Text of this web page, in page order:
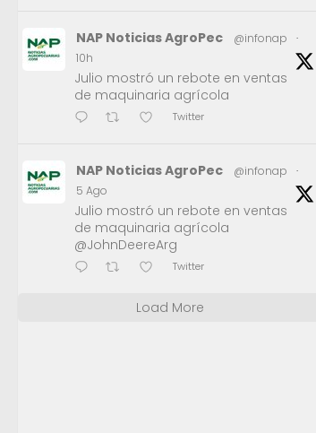
NAP Noticias AgroPec @infonap
·
10h
Julio mostró un rebote en ventas
de maquinaria agrícola
Twitter
NAP Noticias AgroPec @infonap
·
5 Ago
Julio mostró un rebote en ventas
de maquinaria agrícola
@JohnDeereArg
Twitter
Load More